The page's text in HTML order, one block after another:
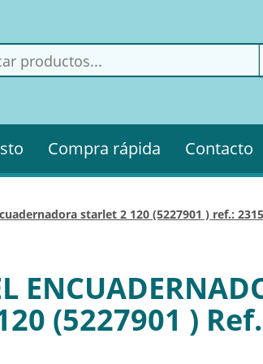
Compra rápida Contacto
starlet 2 120 (5227901 ) ref.:
(5227901 )